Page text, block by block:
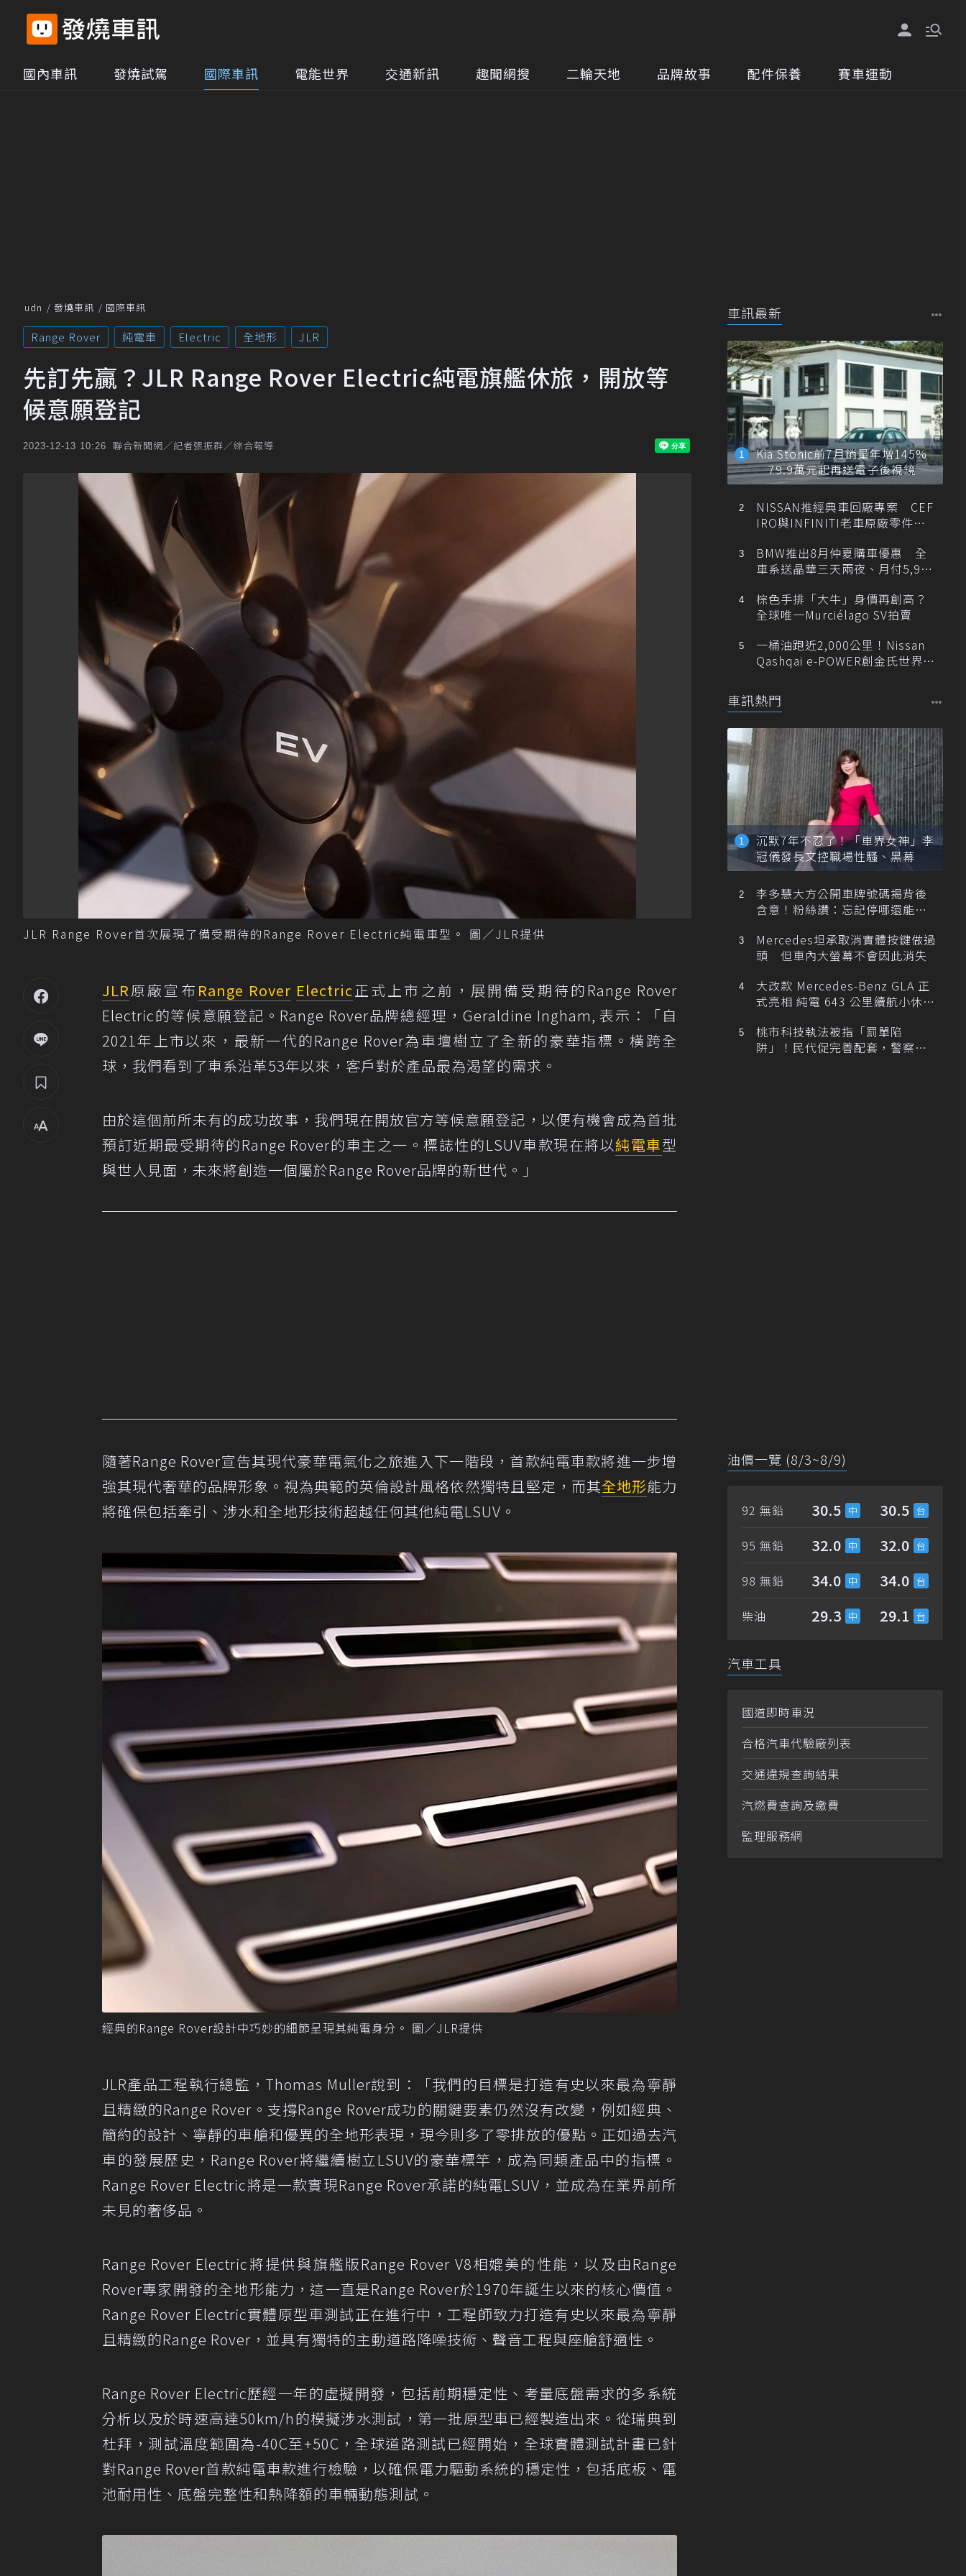
國內車訊 發燒試駕 國際車訊 電能世界 交通新訊 趣聞網搜 二輪天地 品牌故事 配件保養 賽車運動
udn 發燒車訊 國際車訊
Range Rover 純電車 Electric 全地形 JLR
先訂先贏？JLR Range Rover Electric純電旗艦休旅，開放等
候意願登記
2023-12-13 10:26 聯合新聞網／記者張振群／綜合報導
JLR Range Rover首次展現了備受期待的Range Rover Electric純電車型。 圖／JLR提供
JLR原廠宣布 Range Rover Electric正式上市之前，展開備受期待的Range Rover
Electric的等候意願登記。Range Rover品牌總經理，Geraldine Ingham, 表示：「自
2021年上市以來，最新一代的Range Rover為車壇樹立了全新的豪華指標。橫跨全
球，我們看到了車系沿革53年以來，客戶對於產品最為渴望的需求。
由於這個前所未有的成功故事，我們現在開放官方等候意願登記，以便有機會成為首批
預訂近期最受期待的Range Rover的車主之一。標誌性的LSUV車款現在將以純電車型
與世人見面，未來將創造一個屬於Range Rover品牌的新世代。」
隨著Range Rover宣告其現代豪華電氣化之旅進入下一階段，首款純電車款將進一步增
強其現代奢華的品牌形象。視為典範的英倫設計風格依然獨特且堅定，而其全地形能力
將確保包括牽引、涉水和全地形技術超越任何其他純電LSUV。
經典的Range Rover設計中巧妙的細節呈現其純電身分。 圖／JLR提供
JLR產品工程執行總監，Thomas Muller說到：「我們的目標是打造有史以來最為寧靜
且精緻的Range Rover。支撐Range Rover成功的關鍵要素仍然沒有改變，例如經典、
簡約的設計、寧靜的車艙和優異的全地形表現，現今則多了零排放的優點。正如過去汽
車的發展歷史，Range Rover將繼續樹立LSUV的豪華標竿，成為同類產品中的指標。
Range Rover Electric將是一款實現Range Rover承諾的純電LSUV，並成為在業界前所
未見的奢侈品。
Range Rover Electric將提供與旗艦版Range Rover V8相媲美的性能，以及由Range
Rover專家開發的全地形能力，這一直是Range Rover於1970年誕生以來的核心價值。
Range Rover Electric實體原型車測試正在進行中，工程師致力打造有史以來最為寧靜
且精緻的Range Rover，並具有獨特的主動道路降噪技術、聲音工程與座艙舒適性。
Range Rover Electric歷經一年的虛擬開發，包括前期穩定性、考量底盤需求的多系統
分析以及於時速高達50km/h的模擬涉水測試，第一批原型車已經製造出來。從瑞典到
杜拜，測試溫度範圍為-40C至+50C，全球道路測試已經開始，全球實體測試計畫已針
對Range Rover首款純電車款進行檢驗，以確保電力驅動系統的穩定性，包括底板、電
池耐用性、底盤完整性和熱降額的車輛動態測試。
車訊最新
Kia Stonic前7月銷量年增145%
79.9萬元起再送電子後視鏡
NISSAN推經典車回廠專案 CEF
IRO與INFINITI老車原廠零件最
BMW推出8月仲夏購車優惠 全
車系送晶華三天兩夜、月付5,900
棕色手排「大牛」身價再創高？
全球唯一Murciélago SV拍賣
一桶油跑近2,000公里！Nissan
Qashqai e-POWER創金氏世界紀
車訊熱門
沉默7年不忍了！「車界女神」李
冠儀發長文控職場性騷、黑幕
李多慧大方公開車牌號碼揭背後
含意！粉絲讚：忘記停哪還能幫
Mercedes坦承取消實體按鍵做過
頭 但車內大螢幕不會因此消失
大改款 Mercedes-Benz GLA 正
式亮相 純電 643 公里續航小休
桃市科技執法被指「罰單陷
阱」！民代促完善配套，警察局
油價一覽 (8/3~8/9)
92 無鉛 30.5 30.5
95 無鉛 32.0 32.0
98 無鉛 34.0 34.0
柴油 29.3 29.1
汽車工具
國道即時車況
合格汽車代驗廠列表
交通違規查詢結果
汽燃費查詢及繳費
監理服務網